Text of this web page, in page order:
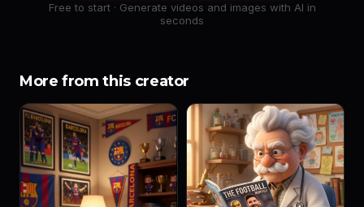
Free to start · Generate videos and images with AI in
seconds
More from this creator